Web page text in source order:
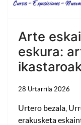
Arte
eskura:
28 Urtarrila 2026
Urtero bezala,
erakusketa